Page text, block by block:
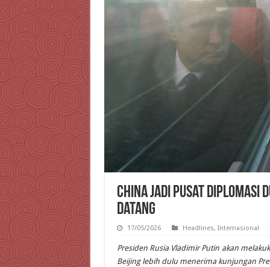
China Jadi Pusat Diplomasi
Datang
17/05/2026 Headlines, Internasional
Presiden Rusia Vladimir Putin akan
Beijing lebih dulu menerima kunjungan